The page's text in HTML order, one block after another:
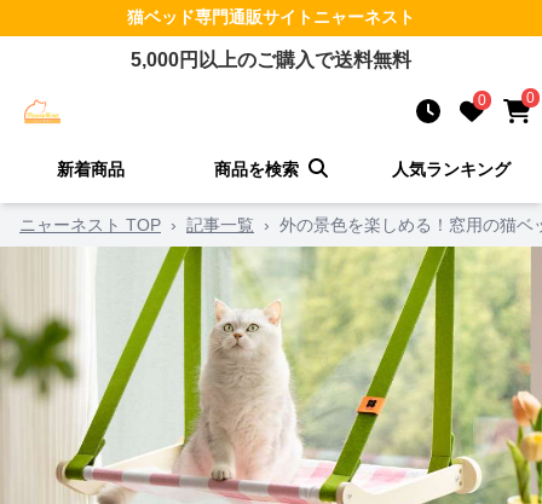
猫ベッド専門通販サイトニャーネスト
5,000円以上のご購入で送料無料
0 0
新着商品 商品を検索 人気ランキング
ニャーネスト TOP › 記事一覧 › 外の景色を楽しめる！窓用の猫ベ